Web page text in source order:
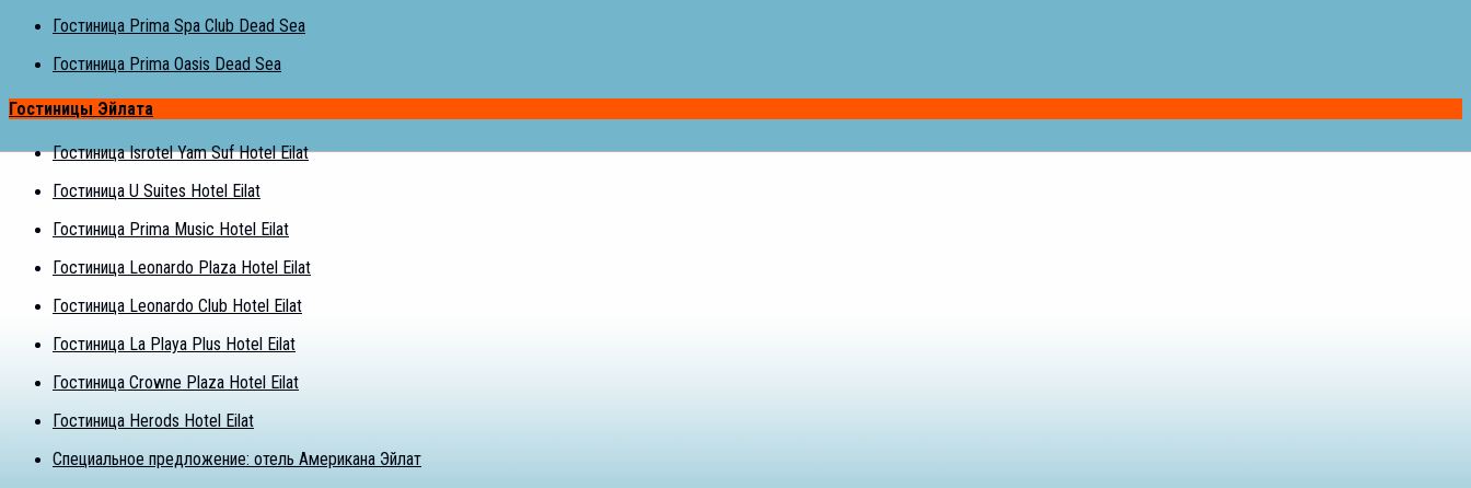
Гостиница Prima Spa Club Dead Sea
Гостиница Prima Oasis Dead Sea
Гостиницы Эйлата
Гостиница Isrotel Yam Suf Hotel Eilat
Гостиница U Suites Hotel Eilat
Гостиница Prima Music Hotel Eilat
Гостиница Leonardo Plaza Hotel Eilat
Гостиница Leonardo Club Hotel Eilat
Гостиница La Playa Plus Hotel Eilat
Гостиница Crowne Plaza Hotel Eilat
Гостиница Herods Hotel Eilat
Специальное предложение: отель Американа Эйлат